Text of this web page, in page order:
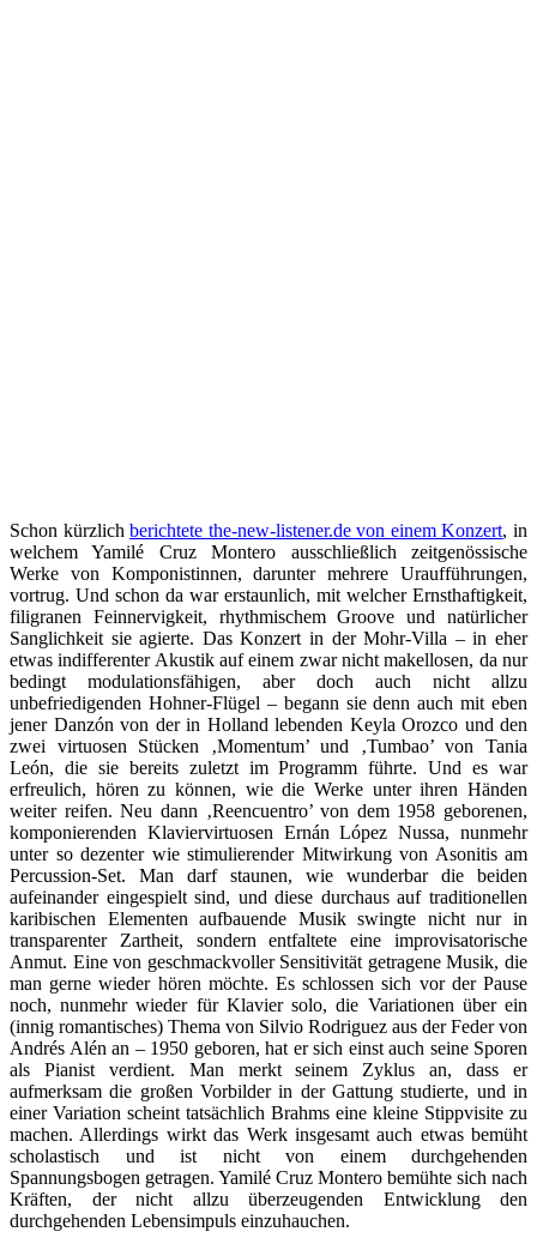
Schon kürzlichberichtete the-new-listener.de von einem Konzert, in
welchem Yamilé Cruz Montero ausschließlich zeitgenössische
Werke von Komponistinnen, darunter mehrere Uraufführungen,
vortrug. Und schon da war erstaunlich, mit welcher Ernsthaftigkeit,
filigranen Feinnervigkeit, rhythmischem Groove und natürlicher
Sanglichkeit sie agierte. Das Konzert in der Mohr-Villa – in eher
etwas indifferenter Akustik auf einem zwar nicht makellosen, da nur
bedingt modulationsfähigen, aber doch auch nicht allzu
unbefriedigenden Hohner-Flügel – begann sie denn auch mit eben
jener Danzón von der in Holland lebenden Keyla Orozco und den
zwei virtuosen Stücken ‚Momentum’ und ‚Tumbao’ von Tania
León, die sie bereits zuletzt im Programm führte. Und es war
erfreulich, hören zu können, wie die Werke unter ihren Händen
weiter reifen. Neu dann ‚Reencuentro’ von dem 1958 geborenen,
komponierenden Klaviervirtuosen Ernán López Nussa, nunmehr
unter so dezenter wie stimulierender Mitwirkung von Asonitis am
Percussion-Set. Man darf staunen, wie wunderbar die beiden
aufeinander eingespielt sind, und diese durchaus auf traditionellen
karibischen Elementen aufbauende Musik swingte nicht nur in
transparenter Zartheit, sondern entfaltete eine improvisatorische
Anmut. Eine von geschmackvoller Sensitivität getragene Musik, die
man gerne wieder hören möchte. Es schlossen sich vor der Pause
noch, nunmehr wieder für Klavier solo, die Variationen über ein
(innig romantisches) Thema von Silvio Rodriguez aus der Feder von
Andrés Alén an – 1950 geboren, hat er sich einst auch seine Sporen
als Pianist verdient. Man merkt seinem Zyklus an, dass er
aufmerksam die großen Vorbilder in der Gattung studierte, und in
einer Variation scheint tatsächlich Brahms eine kleine Stippvisite zu
machen. Allerdings wirkt das Werk insgesamt auch etwas bemüht
scholastisch und ist nicht von einem durchgehenden
Spannungsbogen getragen. Yamilé Cruz Montero bemühte sich nach
Kräften, der nicht allzu überzeugenden Entwicklung den
durchgehenden Lebensimpuls einzuhauchen.